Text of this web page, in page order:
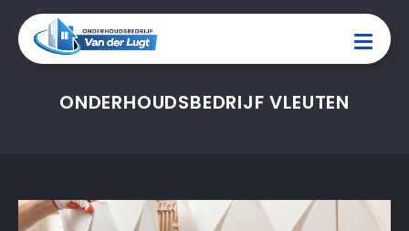
ONDERHOUDSBEDRIJF VLEUTEN